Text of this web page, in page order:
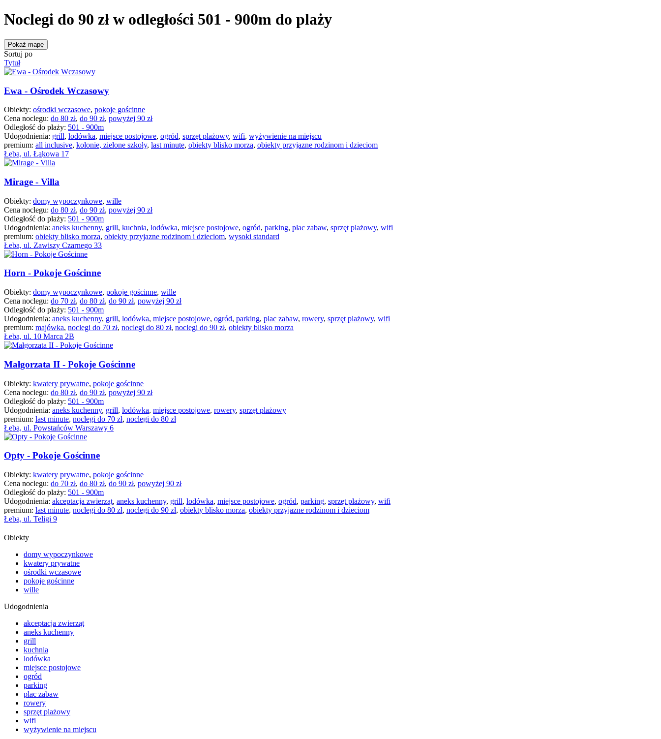
Noclegi do 90 zł w odległości 501 - 900m do plaży
Pokaż mapę
Sortuj po
Tytuł
Ewa - Ośrodek Wczasowy
Obiekty: ośrodki wczasowe, pokoje gościnne
Cena noclegu: do 80 zł, do 90 zł, powyżej 90 zł
Odległość do plaży: 501 - 900m
Udogodnienia: grill, lodówka, miejsce postojowe, ogród, sprzęt plażowy, wifi, wyżywienie na miejscu
premium: all inclusive, kolonie, zielone szkoły, last minute, obiekty blisko morza, obiekty przyjazne rodzinom i dzieciom
Łeba, ul. Łąkowa 17
Mirage - Villa
Obiekty: domy wypoczynkowe, wille
Cena noclegu: do 80 zł, do 90 zł, powyżej 90 zł
Odległość do plaży: 501 - 900m
Udogodnienia: aneks kuchenny, grill, kuchnia, lodówka, miejsce postojowe, ogród, parking, plac zabaw, sprzęt plażowy, wifi
premium: obiekty blisko morza, obiekty przyjazne rodzinom i dzieciom, wysoki standard
Łeba, ul. Zawiszy Czarnego 33
Horn - Pokoje Gościnne
Obiekty: domy wypoczynkowe, pokoje gościnne, wille
Cena noclegu: do 70 zł, do 80 zł, do 90 zł, powyżej 90 zł
Odległość do plaży: 501 - 900m
Udogodnienia: aneks kuchenny, grill, lodówka, miejsce postojowe, ogród, parking, plac zabaw, rowery, sprzęt plażowy, wifi
premium: majówka, noclegi do 70 zł, noclegi do 80 zł, noclegi do 90 zł, obiekty blisko morza
Łeba, ul. 10 Marca 2B
Małgorzata II - Pokoje Gościnne
Obiekty: kwatery prywatne, pokoje gościnne
Cena noclegu: do 80 zł, do 90 zł, powyżej 90 zł
Odległość do plaży: 501 - 900m
Udogodnienia: aneks kuchenny, grill, lodówka, miejsce postojowe, rowery, sprzęt plażowy
premium: last minute, noclegi do 70 zł, noclegi do 80 zł
Łeba, ul. Powstańców Warszawy 6
Opty - Pokoje Gościnne
Obiekty: kwatery prywatne, pokoje gościnne
Cena noclegu: do 70 zł, do 80 zł, do 90 zł, powyżej 90 zł
Odległość do plaży: 501 - 900m
Udogodnienia: akceptacja zwierząt, aneks kuchenny, grill, lodówka, miejsce postojowe, ogród, parking, sprzęt plażowy, wifi
premium: last minute, noclegi do 80 zł, noclegi do 90 zł, obiekty blisko morza, obiekty przyjazne rodzinom i dzieciom
Łeba, ul. Teligi 9
Obiekty
domy wypoczynkowe
kwatery prywatne
ośrodki wczasowe
pokoje gościnne
wille
Udogodnienia
akceptacja zwierząt
aneks kuchenny
grill
kuchnia
lodówka
miejsce postojowe
ogród
parking
plac zabaw
rowery
sprzęt plażowy
wifi
wyżywienie na miejscu